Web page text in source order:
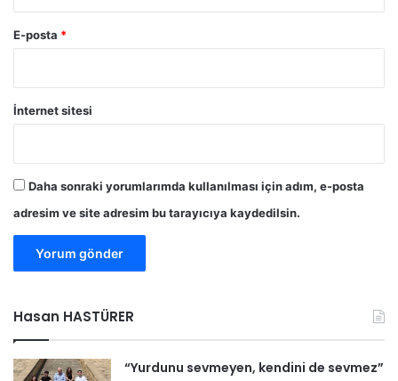
d
ıE-posta *
İnternet sitesi
Daha sonraki yorumlarımda kullanılması için adım, e-posta
adresim ve site adresim bu tarayıcıya kaydedilsin.
Hasan HASTÜRER
“Yurdunu sevmeyen, kendini de sevmez”